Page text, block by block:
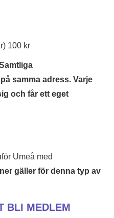
år) 100 kr
samma adress. Varje
och får ett eget
Umeå med
gäller för denna typ av
BLI MEDLEM